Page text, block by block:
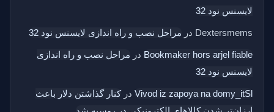
لایسنس نود 32
Dextersmems در مراحل نصب و راه اندازی لایسنس نود 32
Bookmaker hors arjel fiable در مراحل نصب و راه اندازی
لایسنس نود 32
Vivod iz zapoya na domy_itSl درکنار گذاشتن دلار باعث